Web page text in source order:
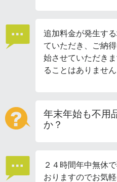
追加料金が発生す
ていただき、ご納
始させていただき
ることはありません
年末年始も不用
か？
２４時間年中無休
おりますのでお気